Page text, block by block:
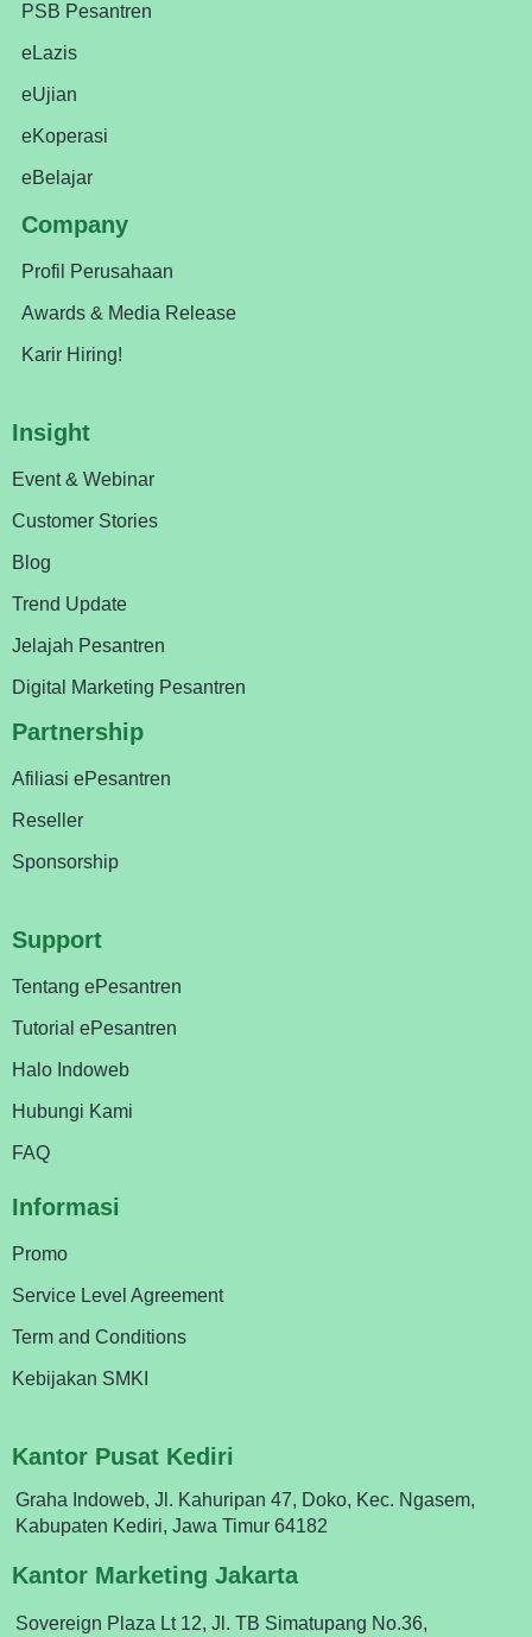
PSB Pesantren
eLazis
eUjian
eKoperasi
eBelajar
Company
Profil Perusahaan
Awards & Media Release
Karir Hiring!
Insight
Event & Webinar
Customer Stories
Blog
Trend Update
Jelajah Pesantren
Digital Marketing Pesantren
Partnership
Afiliasi ePesantren
Reseller
Sponsorship
Support
Tentang ePesantren
Tutorial ePesantren
Halo Indoweb
Hubungi Kami
FAQ
Informasi
Promo
Service Level Agreement
Term and Conditions
Kebijakan SMKI
Kantor Pusat Kediri
Graha Indoweb, Jl. Kahuripan 47, Doko, Kec. Ngasem,
Kabupaten Kediri, Jawa Timur 64182
Kantor Marketing Jakarta
Sovereign Plaza Lt 12, Jl. TB Simatupang No.36,